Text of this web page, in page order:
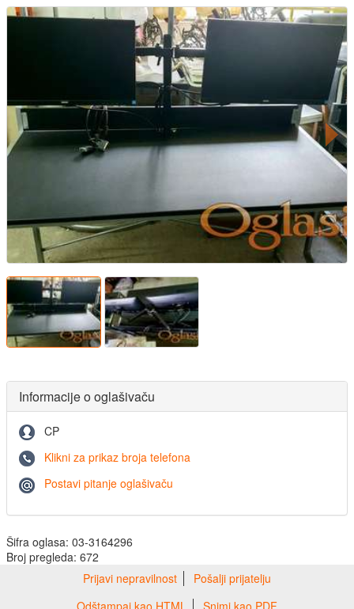
Informacije o oglašivaču
CP
Klikni za prikaz broja telefona
Postavi pitanje oglašivaču
Šifra oglasa: 03-3164296
Broj pregleda: 672
Prijavi nepravilnost
Pošalji prijatelju
Odštampaj kao HTML
Snimi kao PDF